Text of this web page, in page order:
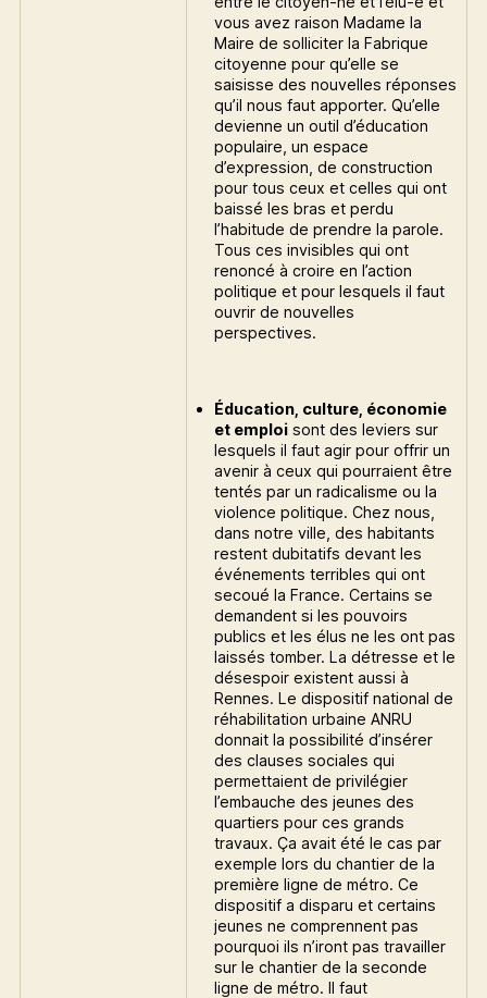
vous avez raison Madame la
Maire de solliciter la Fabrique
citoyenne pour qu’elle se
saisisse des nouvelles réponses
qu’il nous faut apporter. Qu’elle
devienne un outil d’éducation
populaire, un espace
d’expression, de construction
pour tous ceux et celles qui ont
baissé les bras et perdu
l’habitude de prendre la parole.
Tous ces invisibles qui ont
renoncé à croire en l’action
politique et pour lesquels il faut
ouvrir de nouvelles
perspectives.
Éducation, culture, économie
et emploisont des leviers sur
lesquels il faut agir pour offrir un
avenir à ceux qui pourraient être
tentés par un radicalisme ou la
violence politique. Chez nous,
dans notre ville, des habitants
restent dubitatifs devant les
événements terribles qui ont
secoué la France. Certains se
demandent si les pouvoirs
publics et les élus ne les ont pas
laissés tomber. La détresse et le
désespoir existent aussi à
Rennes. Le dispositif national de
réhabilitation urbaine ANRU
donnait la possibilité d’insérer
des clauses sociales qui
permettaient de privilégier
l’embauche des jeunes des
quartiers pour ces grands
travaux. Ça avait été le cas par
exemple lors du chantier de la
première ligne de métro. Ce
dispositif a disparu et certains
jeunes ne comprennent pas
pourquoi ils n’iront pas travailler
sur le chantier de la seconde
ligne de métro. Il faut